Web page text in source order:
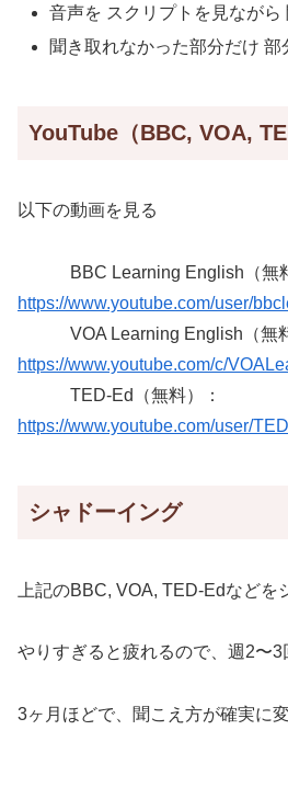
音声を スクリプトを見ながら
聞き取れなかった部分だけ 部
YouTube（BBC, VOA,
以下の動画を見る
BBC Learning English（無料
https://www.youtube.com/user/
VOA Learning English（無料
https://www.youtube.com/c/
TED-Ed（無料）：
https://www.youtube.com/user/
シャドーイング
上記のBBC, VOA, TED-Edなどを
やりすぎると疲れるので、週2〜3
3ヶ月ほどで、聞こえ方が確実に変